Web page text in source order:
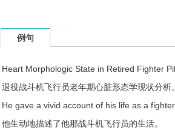
pilot的用法和样例：
例句
Heart Morphologic State in Retired Fighter
退役战斗机飞行员老年期心脏形态学现状分析
He gave a vivid account of his life as a
他生动地描述了他那战斗机飞行员的生活。